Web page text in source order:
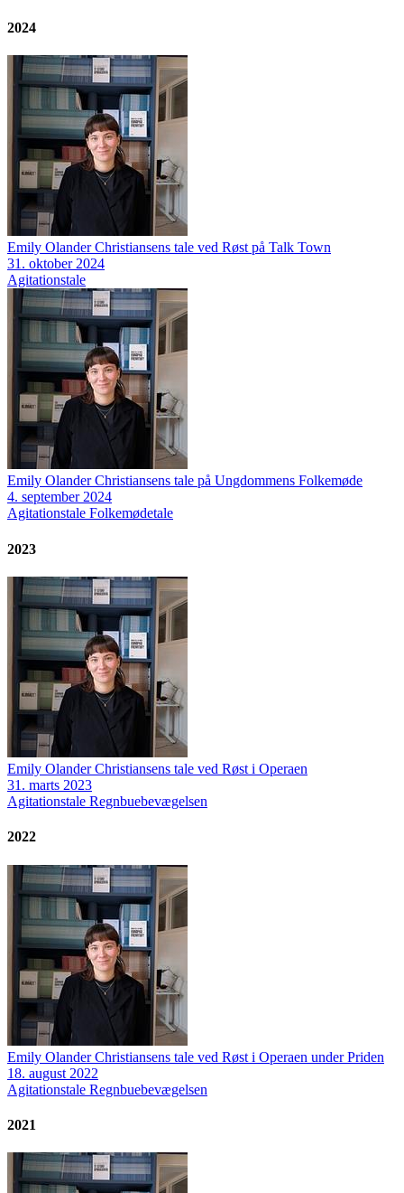
2024
Emily Olander Christiansens tale ved Røst på Talk Town
31. oktober 2024
Agitationstale
Emily Olander Christiansens tale på Ungdommens Folkemøde
4. september 2024
Agitationstale Folkemødetale
2023
Emily Olander Christiansens tale ved Røst i Operaen
31. marts 2023
Agitationstale Regnbuebevægelsen
2022
Emily Olander Christiansens tale ved Røst i Operaen under Priden
18. august 2022
Agitationstale Regnbuebevægelsen
2021